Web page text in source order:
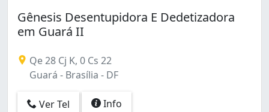
Gênesis Desentupidora E Dedetizadora
em Guará II
Qe 28 Cj K, 0 Cs 22
Guará - Brasília - DF
Ver Tel Info